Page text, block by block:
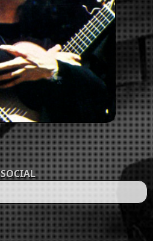
SOCIAL